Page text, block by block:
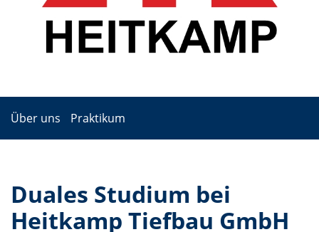
Über uns Praktikum
Duales Studium bei
Heitkamp Tiefbau GmbH